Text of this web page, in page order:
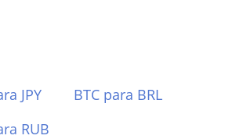
JPY
BTC para BRL
RUB